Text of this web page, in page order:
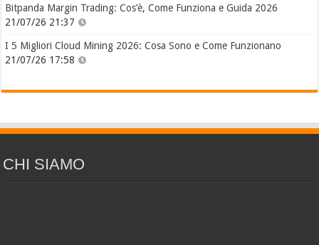
Bitpanda Margin Trading: Cos’è, Come Funziona e Guida 2026
21/07/26 21:37
I 5 Migliori Cloud Mining 2026: Cosa Sono e Come Funzionano
21/07/26 17:58
CHI SIAMO